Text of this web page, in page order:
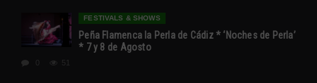
FESTIVALS & SHOWS
Peña Flamenca la Perla de Cádiz * ‘Noches de Perla’
* 7 y 8 de Agosto
51